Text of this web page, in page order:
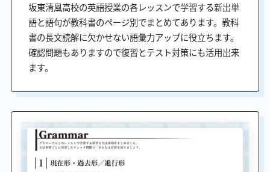
坂東清風高校の英語授業の各レッスンで学習する新出単
語と語句が教科書のページ別でまとめてあります。教科
書の長文読解に欠かせない語彙力アップに役立ちます。
確認問題もありますので復習とテスト対策にも活用出来
ます。